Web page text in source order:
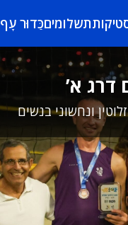
תשלומיםכַּדוּר עָף TV
דרג א’
ונחשוני בנשים